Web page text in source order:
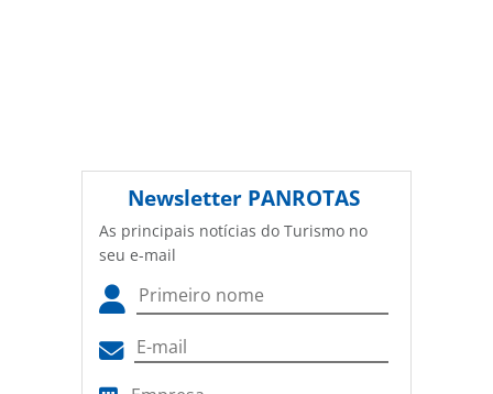
Newsletter PANROTAS
As principais notícias do Turismo no
seu e-mail